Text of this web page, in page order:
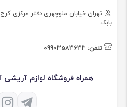
تهران خیابان منوچهری دفتر مرکزی کرج
بابک
تلفن: 09903583633
همراه فروشگاه لوازم